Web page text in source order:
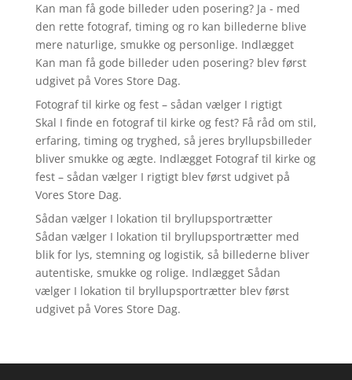
Kan man få gode billeder uden posering? Ja - med
den rette fotograf, timing og ro kan billederne blive
mere naturlige, smukke og personlige. Indlægget
Kan man få gode billeder uden posering? blev først
udgivet på Vores Store Dag.
Fotograf til kirke og fest – sådan vælger I rigtigt
Skal I finde en fotograf til kirke og fest? Få råd om stil,
erfaring, timing og tryghed, så jeres bryllupsbilleder
bliver smukke og ægte. Indlægget Fotograf til kirke og
fest – sådan vælger I rigtigt blev først udgivet på
Vores Store Dag.
Sådan vælger I lokation til bryllupsportrætter
Sådan vælger I lokation til bryllupsportrætter med
blik for lys, stemning og logistik, så billederne bliver
autentiske, smukke og rolige. Indlægget Sådan
vælger I lokation til bryllupsportrætter blev først
udgivet på Vores Store Dag.